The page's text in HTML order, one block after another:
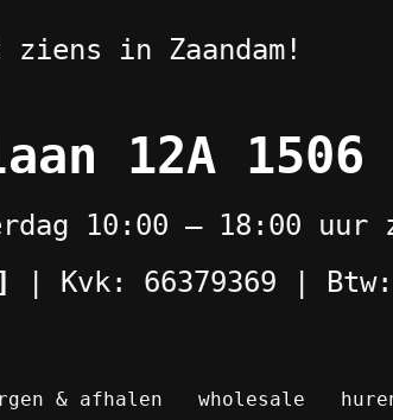
ziens in Zaandam!
12A 1506
10:00 – 18:00 uur
| Kvk: 66379369 | Btw:
& afhalen wholesale